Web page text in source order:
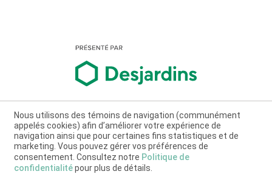
Nous utilisons des témoins de navigation (communément
appelés cookies) afin d’améliorer votre expérience de
navigation ainsi que pour certaines fins statistiques et de
marketing. Vous pouvez gérer vos préférences de
consentement. Consultez notre Politique de
confidentialitépour plus de détails.